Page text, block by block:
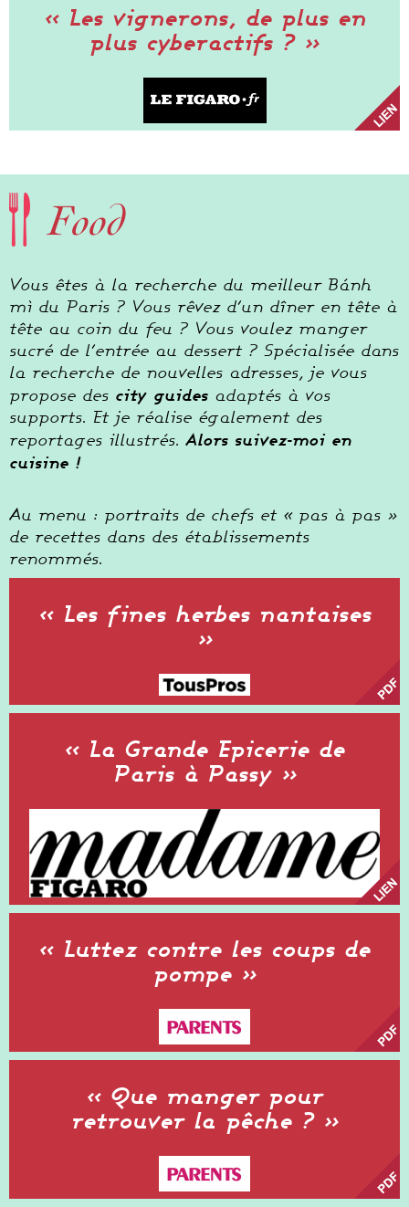
« Les vignerons, de plus en
plus cyberactifs ? »
Food
Vous êtes à la recherche du meilleur Bánh
mì du Paris ? Vous rêvez d’un dîner en tête à
tête au coin du feu ? Vous voulez manger
sucré de l’entrée au dessert ? Spécialisée dans
la recherche de nouvelles adresses, je vous
propose des city guides adaptés à vos
supports. Et je réalise également des
reportages illustrés. Alors suivez-moi en
cuisine !
Au menu : portraits de chefs et « pas à pas »
de recettes dans des établissements
renommés.
« Les fines herbes nantaises
»
« La Grande Epicerie de
Paris à Passy »
« Luttez contre les coups de
pompe »
« Que manger pour
retrouver la pêche ? »